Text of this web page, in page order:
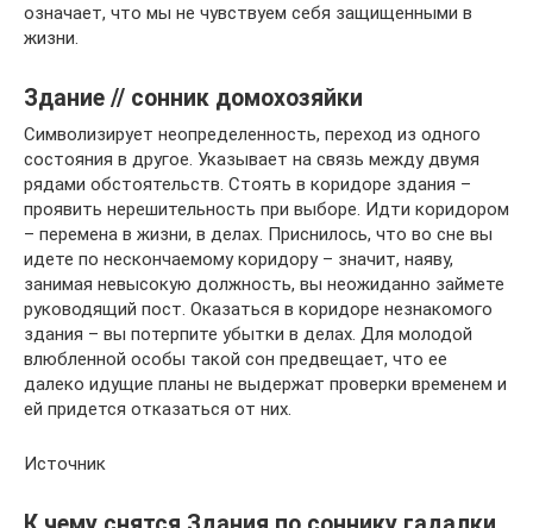
означает, что мы не чувствуем себя защищенными в
жизни.
Здание // сонник домохозяйки
Символизирует неопределенность, переход из одного
состояния в другое. Указывает на связь между двумя
рядами обстоятельств. Стоять в коридоре здания –
проявить нерешительность при выборе. Идти коридором
– перемена в жизни, в делах. Приснилось, что во сне вы
идете по нескончаемому коридору – значит, наяву,
занимая невысокую должность, вы неожиданно займете
руководящий пост. Оказаться в коридоре незнакомого
здания – вы потерпите убытки в делах. Для молодой
влюбленной особы такой сон предвещает, что ее
далеко идущие планы не выдержат проверки временем и
ей придется отказаться от них.
Источник